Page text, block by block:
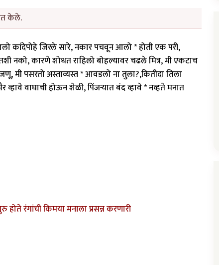
केले.
आलो कांदेपोहे जिरले सारे, नकार पचवून आलो * होती एक परी,
नको, कारणे शोधत राहिलो बोहल्यावर चढले मित्र, मी एकटाच
मी पसरतो अस्ताव्यस्त * आवडलो ना तुला?,कितीदा तिला
वाघाची होऊन शेळी, पिंजऱ्यात बंद व्हावे * नव्हते मनात
रंगांची किमया मनाला प्रसन्न करणारी